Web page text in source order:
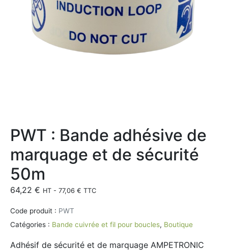
PWT : Bande adhésive de
marquage et de sécurité
50m
64,22 € HT - 77,06 € TTC
Code produit : PWT
Catégories : Bande cuivrée et fil pour boucles, Boutique
Adhésif de sécurité et de marquage AMPETRONIC